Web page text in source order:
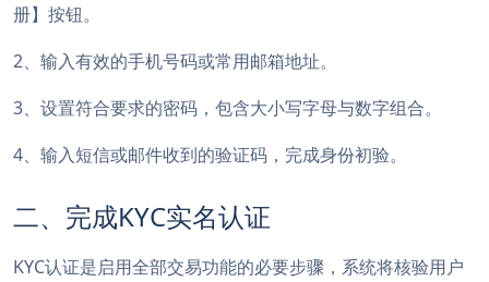
册】按钮。
2、输入有效的手机号码或常用邮箱地址。
3、设置符合要求的密码，包含大小写字母与数字组合。
4、输入短信或邮件收到的验证码，完成身份初验。
二、完成KYC实名认证
KYC认证是启用全部交易功能的必要步骤，系统将核验用户